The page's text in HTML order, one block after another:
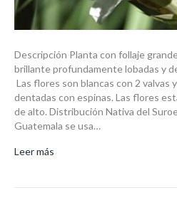
Descripción Planta con follaje
brillante profundamente lobadas y
Las flores son blancas con 2 valvas
dentadas con espinas. Las flores
de alto. Distribución Nativa del
Guatemala se usa…
Leer más